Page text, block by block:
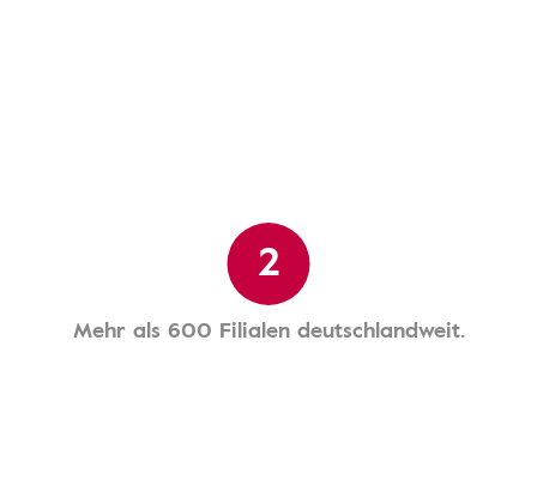
2
Mehr als 600 Filialen deutschlandweit.